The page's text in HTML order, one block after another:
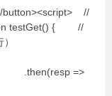
button><script> //
testGet() { //
）
.then(resp =>
据